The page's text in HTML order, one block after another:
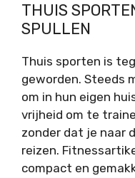
THUIS
SPULLEN
Thuis sporten is
geworden. Steeds
om in hun eigen
vrijheid om te
zonder dat je naar
reizen.
compact en